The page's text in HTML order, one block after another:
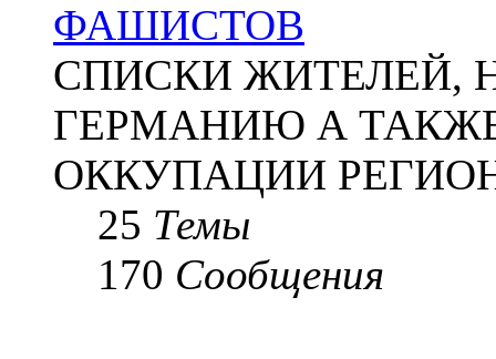
ФАШИСТОВ
СПИСКИ ЖИТЕЛЕЙ,
ГЕРМАНИЮ А
ОККУПАЦИИ
25 Темы
170 Сообщения